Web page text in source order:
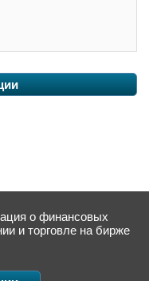
о финансовых
и торговле на бирже